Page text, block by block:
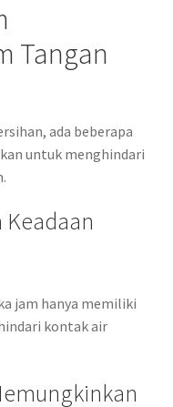
Tangan
ada beberapa
untuk menghindari
Keadaan
jam hanya memiliki
kontak air